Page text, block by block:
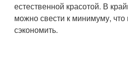
естественной красотой. В
можно свести к минимуму,
сэкономить.